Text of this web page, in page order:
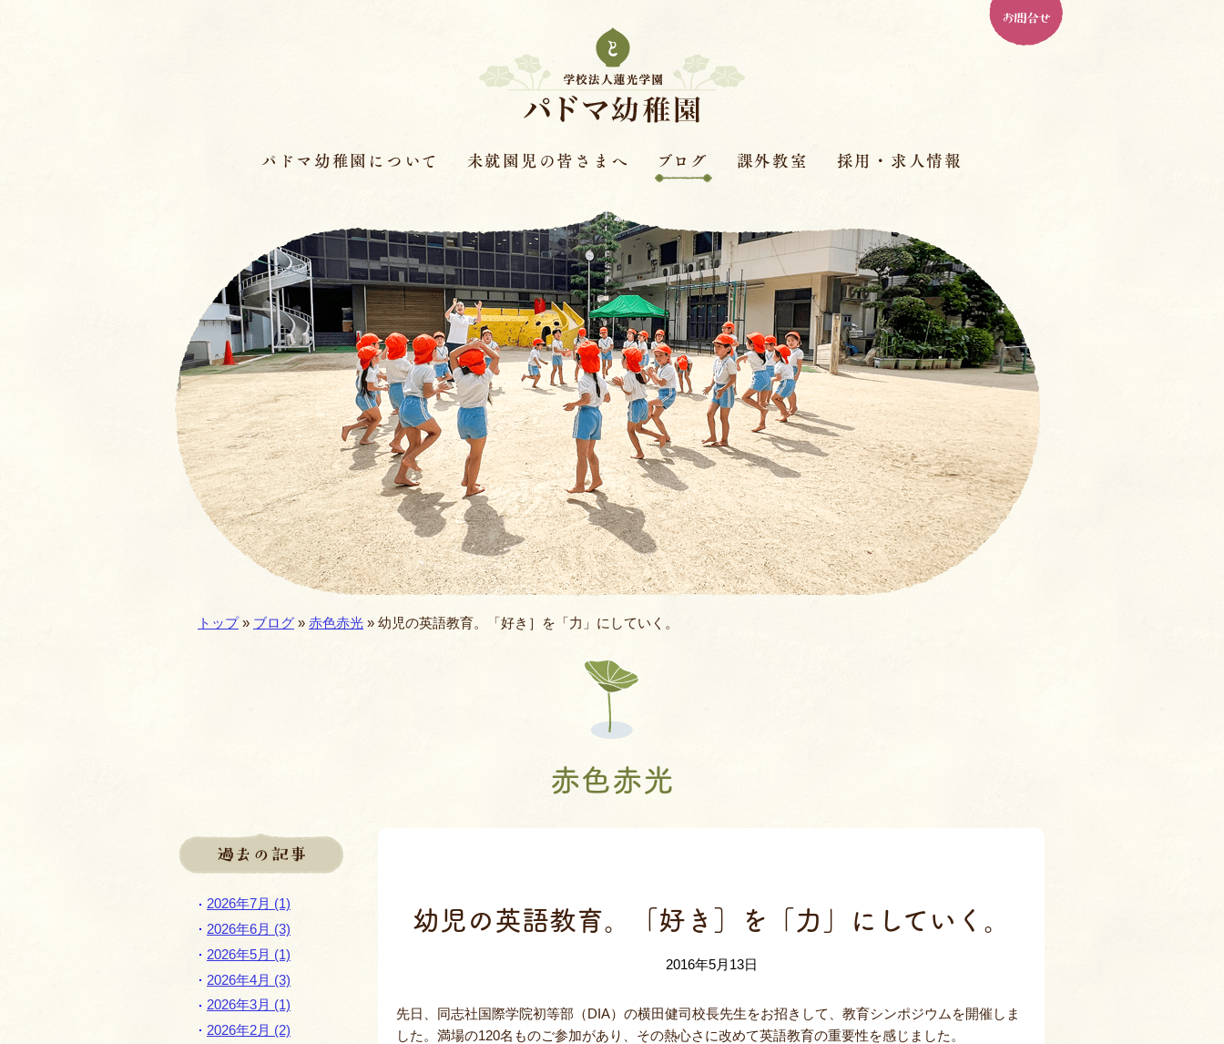
パドマ幼稚園について
園長のことば／沿革
園の魅力
保育理念・保育⽅針
教育の特徴
園の一年・一日
仏教食育
預かり保育
施設／セキュリティ
未就園児の皆さまへ
次年度園児募集要項
保護者さまの声
見学会・体験保育・説明
会
学費
バスコース
よくあるQ&A
地域開放
ブログ
はすの実ダイアリー
赤色赤光
課外教室
キンダースクール
体操教室
ピアノ教室
バイオリン教室
バレエ教室
空手教室
書道教室
ロボット教室
採用・求人情報
パドマで働く、１０の魅力
人材育成
先輩の先生のインタビュー
スペシャル座談会
【NEW！】募集要項：新卒採
用 (2027年度)・中途採用(随
時)の流れ
奨学⾦返済⽀援制度とは
よくあるご質問
お問合せ
現在地:
トップ» ブログ » 赤色赤光 » 幼児の英語教育。「好き］を「力」にしていく。
赤色赤光
幼児の英語教育。「好き］を「力」にしていく。
2016年5月13日
先日、同志社国際学院初等部（DIA）の横田健司校長先生をお招きして、教育シンポジウムを開催しま
した。満場の120名ものご参加があり、その熱心さに改めて英語教育の重要性を感じました。
過去の記事
2026年7月 (1)
2026年6月 (3)
2026年5月 (1)
2026年4月 (3)
2026年3月 (1)
2026年2月 (2)